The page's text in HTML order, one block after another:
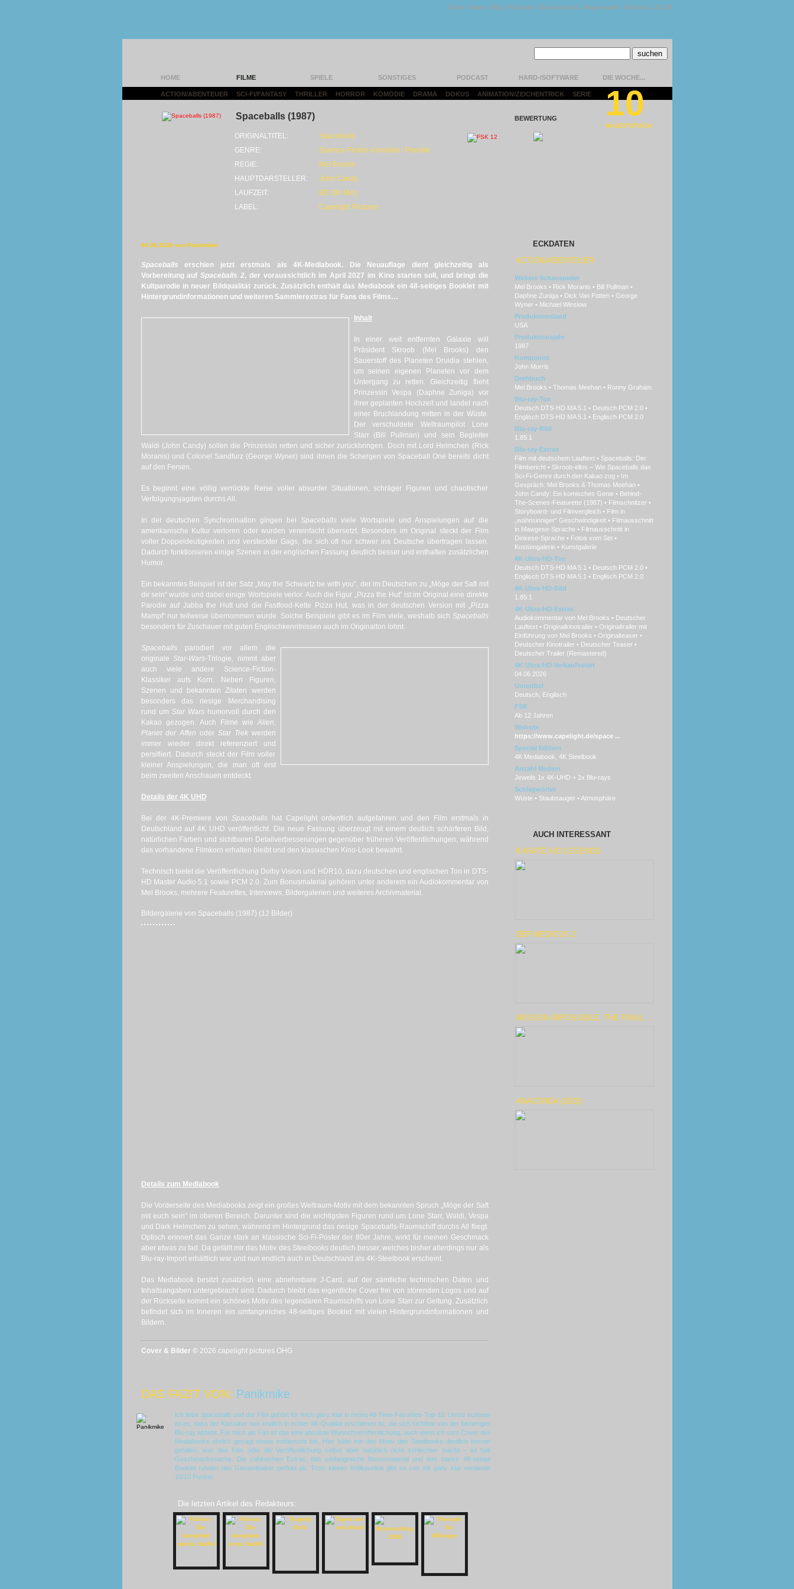
Unser Team | FAQ | Kontakt | Datenschutz | Impressum | Version 1.13.0.9
HOME FILME SPIELE SONSTIGES PODCAST HARD-/SOFTWARE DIE WOCHE...
ACTION/ABENTEUER SCI-FI/FANTASY THRILLER HORROR KOMÖDIE DRAMA DOKUS ANIMATION/ZEICHENTRICK SERIE
Spaceballs (1987)
ORIGINALTITEL:
Spaceballs
GENRE:
Science-Fiction-Komödie / Parodie
REGIE:
Mel Brooks
HAUPTDARSTELLER:
John Candy
LAUFZEIT:
BD (96 Min)
LABEL:
Capelight Pictures
BEWERTUNG 10
MAJESTÄTISCH
04.06.2026 von Panikmike
Spaceballs erschien jetzt erstmals als 4K-Mediabook. Die Neuauflage dient gleichzeitig als
Vorbereitung aufSpaceballs 2, der voraussichtlich im April 2027 im Kino starten soll, und bringt die
Kultparodie in neuer Bildqualität zurück. Zusätzlich enthält das Mediabook ein 48-seitiges Booklet mit
Hintergrundinformationen und weiteren Sammlerextras für Fans des Films…
Inhalt
In einer weit entfernten Galaxie will
Präsident Skroob (Mel Brooks) den
Sauerstoff des Planeten Druidia stehlen,
um seinen eigenen Planeten vor dem
Untergang zu retten. Gleichzeitig flieht
Prinzessin Vespa (Daphne Zuniga) vor
ihrer geplanten Hochzeit und landet nach
einer Bruchlandung mitten in der Wüste.
Der verschuldete Weltraumpilot Lone
Starr (Bill Pullman) und sein Begleiter
Waldi (John Candy) sollen die Prinzessin retten und sicher zurückbringen. Doch mit Lord Helmchen (Rick
Moranis) und Colonel Sandfurz (George Wyner) sind ihnen die Schergen von Spaceball One bereits dicht
auf den Fersen.
Es beginnt eine völlig verrückte Reise voller absurder Situationen, schräger Figuren und chaotischer
Verfolgungsjagden durchs All.
In der deutschen Synchronisation gingen bei Spaceballs viele Wortspiele und Anspielungen auf die
amerikanische Kultur verloren oder wurden vereinfacht übersetzt. Besonders im Original steckt der Film
voller Doppeldeutigkeiten und versteckter Gags, die sich oft nur schwer ins Deutsche übertragen lassen.
Dadurch funktionieren einige Szenen in der englischen Fassung deutlich besser und enthalten zusätzlichen
Humor.
Ein bekanntes Beispiel ist der Satz „May the Schwartz be with you“, der im Deutschen zu „Möge der Saft mit
dir sein“ wurde und dabei einige Wortspiele verlor. Auch die Figur „Pizza the Hut“ ist im Original eine direkte
Parodie auf Jabba the Hutt und die Fastfood-Kette Pizza Hut, was in der deutschen Version mit „Pizza
Mampf“ nur teilweise übernommen wurde. Solche Beispiele gibt es im Film viele, weshalb sich Spaceballs
besonders für Zuschauer mit guten Englischkenntnissen auch im Originalton lohnt.
Spaceballs parodiert vor allem die
originale Star-Wars-Trilogie, nimmt aber
auch viele andere Science-Fiction-
Klassiker aufs Korn. Neben Figuren,
Szenen und bekannten Zitaten werden
besonders das riesige Merchandising
rund um Star Warshumorvoll durch den
Kakao gezogen. Auch Filme wie Alien,
Planet der Affen oder Star Trekwerden
immer wieder direkt referenziert und
persifliert. Dadurch steckt der Film voller
kleiner Anspielungen, die man oft erst
beim zweiten Anschauen entdeckt.
Details der 4K UHD
Bei der 4K-Premiere von Spaceballshat Capelight ordentlich aufgefahren und den Film erstmals in
Deutschland auf 4K UHD veröffentlicht. Die neue Fassung überzeugt mit einem deutlich schärferen Bild,
natürlichen Farben und sichtbaren Detailverbesserungen gegenüber früheren Veröffentlichungen, während
das vorhandene Filmkorn erhalten bleibt und den klassischen Kino-Look bewahrt.
Technisch bietet die Veröffentlichung Dolby Vision und HDR10, dazu deutschen und englischen Ton in DTS-
HD Master Audio 5.1 sowie PCM 2.0. Zum Bonusmaterial gehören unter anderem ein Audiokommentar von
Mel Brooks, mehrere Featurettes, Interviews, Bildergalerien und weiteres Archivmaterial.
Bildergalerie von Spaceballs (1987) (12 Bilder)
Details zum Mediabook
Die Vorderseite des Mediabooks zeigt ein großes Weltraum-Motiv mit dem bekannten Spruch „Möge der Saft
mit euch sein“ im oberen Bereich. Darunter sind die wichtigsten Figuren rund um Lone Starr, Waldi, Vespa
und Dark Helmchen zu sehen, während im Hintergrund das riesige Spaceballs-Raumschiff durchs All fliegt.
Optisch erinnert das Ganze stark an klassische Sci-Fi-Poster der 80er Jahre, wirkt für meinen Geschmack
aber etwas zu fad. Da gefällt mir das Motiv des Steelbooks deutlich besser, welches bisher allerdings nur als
Blu-ray-Import erhältlich war und nun endlich auch in Deutschland als 4K-Steelbook erscheint.
Das Mediabook besitzt zusätzlich eine abnehmbare J-Card, auf der sämtliche technischen Daten und
Inhaltsangaben untergebracht sind. Dadurch bleibt das eigentliche Cover frei von störenden Logos und auf
der Rückseite kommt ein schönes Motiv des legendären Raumschiffs von Lone Starr zur Geltung. Zusätzlich
befindet sich im Inneren ein umfangreiches 48-seitiges Booklet mit vielen Hintergrundinformationen und
Bildern.
Cover & Bilder © 2026 capelight pictures OHG
DAS FAZIT VON: Panikmike
Ich liebe Spaceballs und der Film gehört für mich ganz klar in meine All-Time-Favorites-Top-10. Umso schöner
ist es, dass der Klassiker nun endlich in echter 4K-Qualität erschienen ist, die sich sichtbar von der bisherigen
Blu-ray abhebt. Für mich als Fan ist das eine absolute Wunschveröffentlichung, auch wenn ich vom Cover des
Mediabooks ehrlich gesagt etwas enttäuscht bin. Hier hätte mir das Motiv des Steelbooks deutlich besser
gefallen, was den Film oder die Veröffentlichung selbst aber natürlich nicht schlechter macht – ist halt
Geschmackssache. Die zahlreichen Extras, das umfangreiche Bonusmaterial und das starke 48-seitige
Booklet runden das Gesamtpaket perfekt ab. Trotz kleiner Kritikpunkte gibt es von mir ganz klar verdiente
10/10 Punkte.
Die letzten Artikel des Redakteurs:
ECKDATEN
ACTION/ABENTEUER
Weitere Schauspieler
Mel Brooks • Rick Moranis • Bill Pullman •
Daphne Zuniga • Dick Van Patten • George
Wyner • Michael Winslow
Produktionsland
USA
Produktionsjahr
1987
Komponist
John Morris
Drehbuch
Mel Brooks • Thomas Meehan • Ronny Graham
Blu-ray-Ton
Deutsch DTS-HD MA 5.1 • Deutsch PCM 2.0 •
Englisch DTS-HD MA 5.1 • Englisch PCM 2.0
Blu-ray-Bild
1.85:1
Blu-ray-Extras
Film mit deutschem Lauftext • Spaceballs: Der
Filmbericht • Skroob-ellos – Wie Spaceballs das
Sci-Fi-Genre durch den Kakao zog • Im
Gespräch: Mel Brooks & Thomas Meehan •
John Candy: Ein komisches Genie • Behind-
The-Scenes-Featurette (1987) • Filmschnitzer •
Storyboard- und Filmvergleich • Film in
„wahnsinniger“ Geschwindigkeit • Filmausschnitt
in Mawgese-Sprache • Filmausschnitt in
Dinkese-Sprache • Fotos vom Set •
Kostümgalerie • Kunstgalerie
4K-Ultra-HD-Ton
Deutsch DTS-HD MA 5.1 • Deutsch PCM 2.0 •
Englisch DTS-HD MA 5.1 • Englisch PCM 2.0
4K-Ultra-HD-Bild
1.85:1
4K-Ultra-HD-Extras
Audiokommentar von Mel Brooks • Deutscher
Lauftext • Originalkinotrailer • Originaltrailer mit
Einführung von Mel Brooks • Originalteaser •
Deutscher Kinotrailer • Deutscher Teaser •
Deutscher Trailer (Remastered)
4K-Ultra-HD-Verkaufsstart
04.06.2026
Untertitel
Deutsch, Englisch
FSK
Ab 12 Jahren
Website
https://www.capelight.de/space ...
Special Edition
4K Mediabook, 4K Steelbook
Anzahl Medien
Jeweils 1x 4K-UHD + 2x Blu-rays
Schlagwörter
Wüste • Staubsauger • Atmosphäre
AUCH INTERESSANT
KARATE KID LEGENDS
DER MEDICUS 2
MISSION IMPOSSIBLE: THE FINAL ...
ANACONDA (2025)